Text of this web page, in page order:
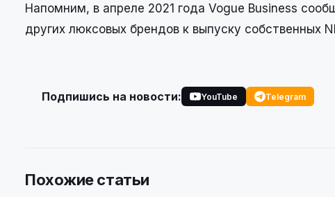
Напомним, в апреле 2021 года Vogue Business
других люксовых брендов к выпуску собственных
Подпишись на новости: YouTube Telegram
Похожие статьи